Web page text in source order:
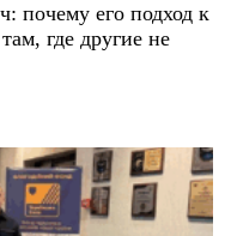
почему его подход к
где другие не